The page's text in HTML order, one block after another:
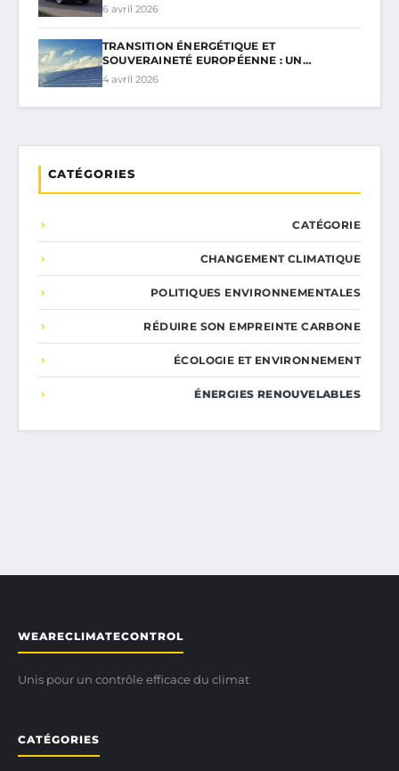
6 avril 2026
TRANSITION ÉNERGÉTIQUE ET
SOUVERAINETÉ EUROPÉENNE : UN…
4 avril 2026
CATÉGORIES
CATÉGORIE
CHANGEMENT CLIMATIQUE
POLITIQUES ENVIRONNEMENTALES
RÉDUIRE SON EMPREINTE CARBONE
ÉCOLOGIE ET ENVIRONNEMENT
ÉNERGIES RENOUVELABLES
WEARECLIMATECONTROL
Unis pour un contrôle efficace du climat
CATÉGORIES